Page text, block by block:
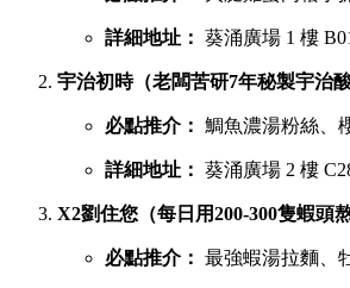
詳細地址： 葵涌廣場 1 樓
宇治初時（老闆苦研7年秘製宇治酸
必點推介： 鯛魚濃湯粉絲、
詳細地址： 葵涌廣場 2 樓
X2劉住您（每日用200-300隻蝦頭
必點推介： 最強蝦湯拉麵、